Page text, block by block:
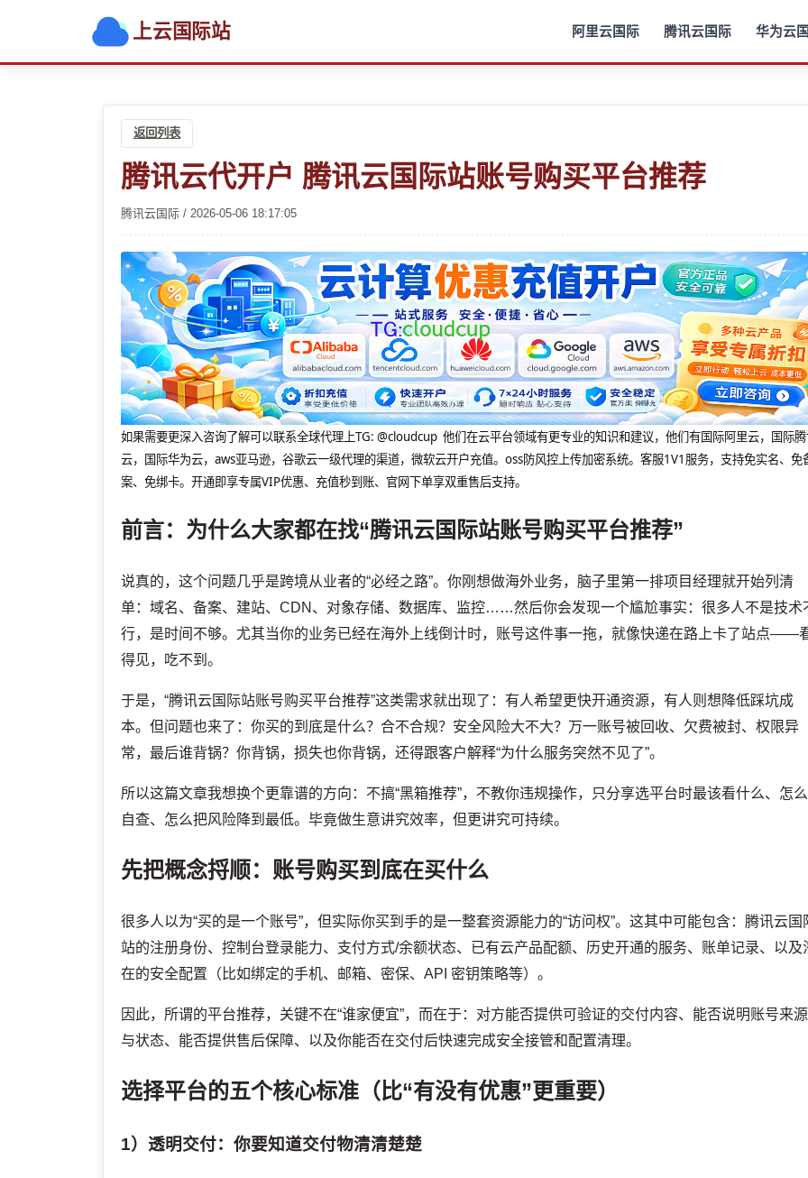
上云国际站 阿里云国际 腾讯云国际 华为云
返回列表
腾讯云代开户 腾讯云国际站账号购买平台推荐
腾讯云国际 / 2026-05-06 18:17:05
如果需要更深入咨询了解可以联系全球代理上TG: @cloudcup 他们在云平台领域有更专业的知识和建议，他们有国际阿里云，国际
云，国际华为云，aws亚马逊，谷歌云一级代理的渠道，微软云开户充值。oss防风控上传加密系统。客服1V1服务，支持免实名、免
案、免绑卡。开通即享专属VIP优惠、充值秒到账、官网下单享双重售后支持。
前言：为什么大家都在找“腾讯云国际站账号购买平台推荐”
说真的，这个问题几乎是跨境从业者的“必经之路”。你刚想做海外业务，脑子里第一排项目经理就开始列清
单：域名、备案、建站、CDN、对象存储、数据库、监控……然后你会发现一个尴尬事实：很多人不是技术
行，是时间不够。尤其当你的业务已经在海外上线倒计时，账号这件事一拖，就像快递在路上卡了站点——
得见，吃不到。
于是，“腾讯云国际站账号购买平台推荐”这类需求就出现了：有人希望更快开通资源，有人则想降低踩坑成
本。但问题也来了：你买的到底是什么？合不合规？安全风险大不大？万一账号被回收、欠费被封、权限异
常，最后谁背锅？你背锅，损失也你背锅，还得跟客户解释“为什么服务突然不见了”。
所以这篇文章我想换个更靠谱的方向：不搞“黑箱推荐”，不教你违规操作，只分享选平台时最该看什么、怎么
自查、怎么把风险降到最低。毕竟做生意讲究效率，但更讲究可持续。
先把概念捋顺：账号购买到底在买什么
很多人以为“买的是一个账号”，但实际你买到手的是一整套资源能力的“访问权”。这其中可能包含：腾讯云国
站的注册身份、控制台登录能力、支付方式/余额状态、已有云产品配额、历史开通的服务、账单记录、以及
在的安全配置（比如绑定的手机、邮箱、密保、API 密钥策略等）。
因此，所谓的平台推荐，关键不在“谁家便宜”，而在于：对方能否提供可验证的交付内容、能否说明账号来源
与状态、能否提供售后保障、以及你能否在交付后快速完成安全接管和配置清理。
选择平台的五个核心标准（比“有没有优惠”更重要）
1）透明交付：你要知道交付物清清楚楚